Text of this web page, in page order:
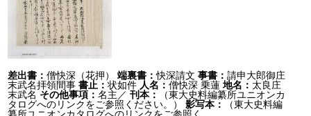
差出書：僧快深（花押） 端裏書：快深請文 事書：請申大郎御庄
末武名拝領間事書止：状如件 人名：僧快深 乗蓮 地名： 太良庄
末武名 その他事項：名主／ 刊本：
（東大史料編纂所ユニオンカ
タログへのリンクをご参照ください。）
影写本：
（東大史料編